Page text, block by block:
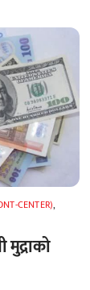
CENTER),
मुद्राको